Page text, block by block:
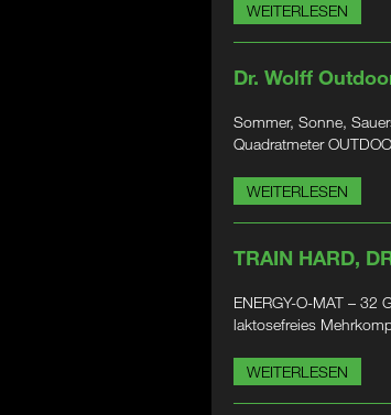
WEITERLESEN
Dr. Wolff
Sommer, Sonne,
Quadratmeter
WEITERLESEN
TRAIN HARD,
ENERGY-O-MAT – 32
laktosefreies
WEITERLESEN